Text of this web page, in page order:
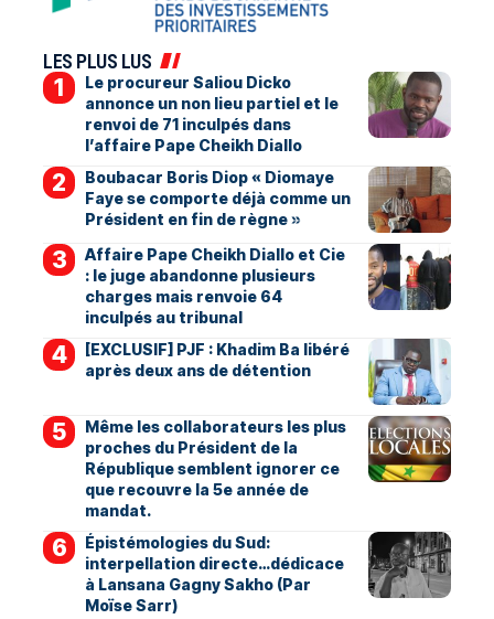
LES PLUS LUS
Le procureur Saliou Dicko
annonce un non lieu partiel et le
renvoi de 71 inculpés dans
l’affaire Pape Cheikh Diallo
Boubacar Boris Diop « Diomaye
Faye se comporte déjà comme un
Président en fin de règne »
Affaire Pape Cheikh Diallo et Cie
: le juge abandonne plusieurs
charges mais renvoie 64
inculpés au tribunal
[EXCLUSIF] PJF : Khadim Ba libéré
après deux ans de détention
Même les collaborateurs les plus
proches du Président de la
République semblent ignorer ce
que recouvre la 5e année de
mandat.
Épistémologies du Sud:
interpellation directe…dédicace
à Lansana Gagny Sakho (Par
Moïse Sarr)